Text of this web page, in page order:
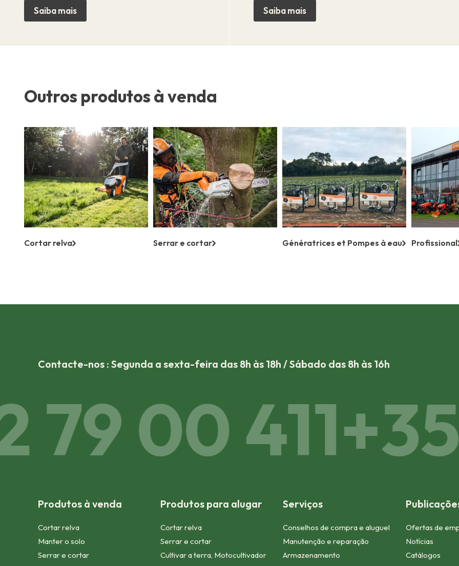
Saiba mais Saiba mais
Outros produtos à venda
Cortar relva Serrar e cortar Génératrices et Pompes à eau Profissional
Contacte-nos : Segunda a sexta-feira das 8h às 18h / Sábado das 8h às 16h
00 411
Produtos à venda
Cortar relva
Manter o solo
Serrar e cortar
Produtos para alugar
Cortar relva
Serrar e cortar
Cultivar a terra, Motocultivador
Serviços
Conselhos de compra e aluguel
Manutenção e reparação
Armazenamento
Ofertas de
Notícias
Catálogos